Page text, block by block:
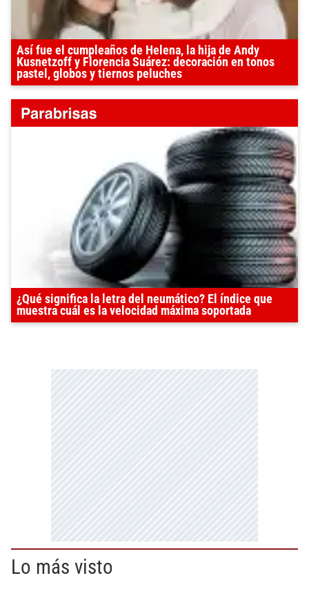
Así fue el cumpleaños de Helena, la hija de Andy
Kusnetzoff y Florencia Suárez: decoración en tonos
pastel, globos y tiernos peluches
¿Qué significa la letra del neumático? El índice que
muestra cuál es la velocidad máxima soportada
Lo más visto